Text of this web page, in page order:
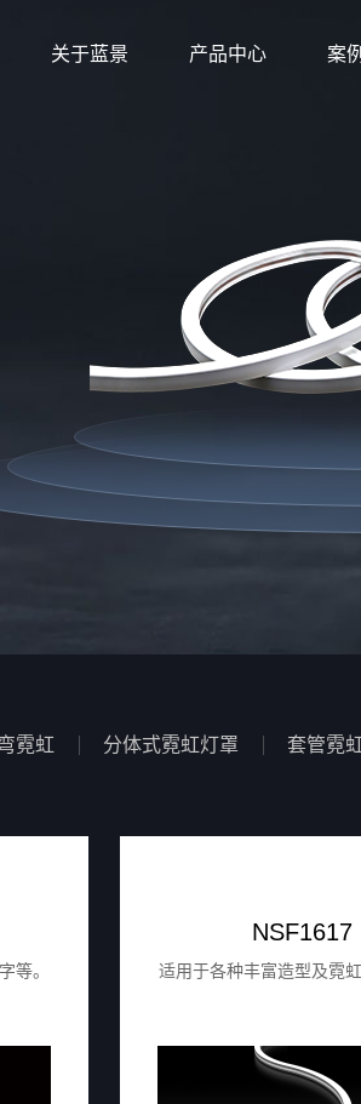
关于蓝景 产品中心 案
霓虹 分体式霓虹灯罩 套管霓
等。
NSF1617
适用于各种丰富造型及霓虹